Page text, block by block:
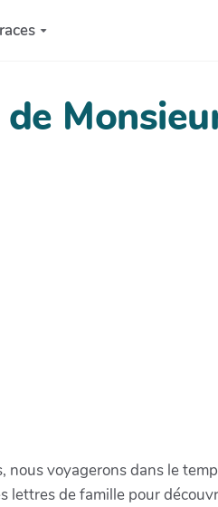
voyagerons dans le
lettres de famille pour